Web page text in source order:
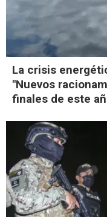
La crisis
"Nuevos
finales de este